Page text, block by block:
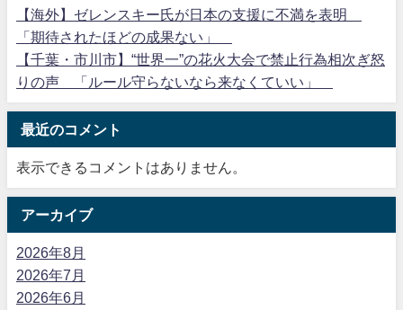
【海外】ゼレンスキー氏が日本の支援に不満を表明
「期待されたほどの成果ない」
【千葉・市川市】“世界一”の花火大会で禁止行為相次ぎ怒
りの声 「ルール守らないなら来なくていい」
最近のコメント
表示できるコメントはありません。
アーカイブ
2026年8月
2026年7月
2026年6月